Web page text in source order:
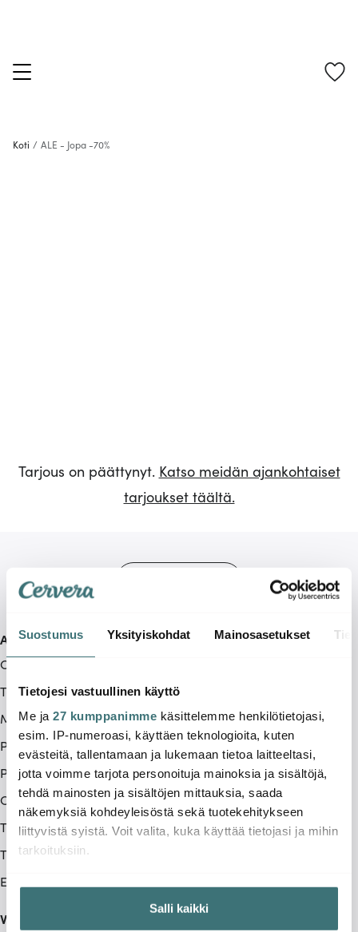
Suostumus Yksityiskohdat Mainosasetukset
Tietojesi vastuullinen käyttö
Me ja 27 kumppanimme käsittelemme henkilötietojasi,
esim. IP-numeroasi, käyttäen teknologioita, kuten
evästeitä, tallentamaan ja lukemaan tietoa laitteeltasi,
jotta voimme tarjota personoituja mainoksia ja sisältöjä,
tehdä mainosten ja sisältöjen mittauksia, saada
näkemyksiä kohdeyleisöstä sekä tuotekehitykseen
liittyvistä syistä. Voit valita, kuka käyttää tietojasi ja mihin
tarkoituksiin.
Jos sallit, haluamme myös tehdä seuraavia:
Kerätä tietoja maantieteellisestä sijainnistasi,
Salli kaikki
Koti / ALE - Jopa -70%
Tarjous on päättynyt. Katso meidän ajankohtaiset
tarjoukset täältä.
Asiakaspalvelu
Ota yhteyttä
Toimitustavat
Maksutavat
Peruuttamisoikeus
Palautus & reklamaatio
Ostoehdot
Tietoa meistä
Tietosuojakäytäntö
Evästekäytäntö (Cookies)
Valikoima